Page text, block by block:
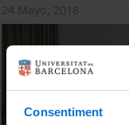
Consentiment
24 Mayo, 2018